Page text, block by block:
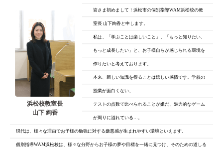
浜松校教室長
山下 絢香
皆さま初めまして！浜松市の個別指導WAM浜松校の教
室長 山下絢香と申します。
私は、「学ぶことは楽しいこと」、「もっと知りたい、
もっと成長したい」と、 お子様自らが感じられる環境を
作りたいと考えております。
本来、新しい知識を得ることは嬉しい感情です。学校の
授業が面白くない、
テストの点数で比べられることが嫌だ、魅力的なゲーム
が周りに溢れている…。
現代は、様々な理由でお子様の勉強に対する嫌悪感が生まれやすい環境といえます。
個別指導WAM浜松校は、様々な分野からお子様の夢や目標を一緒に見つけ、そのための道しる